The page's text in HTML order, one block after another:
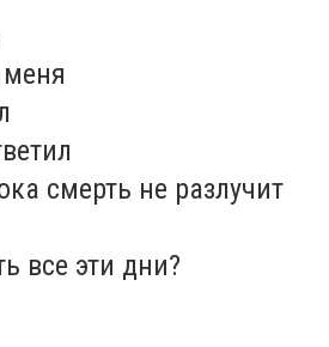
смерть не разлучит
все эти дни?